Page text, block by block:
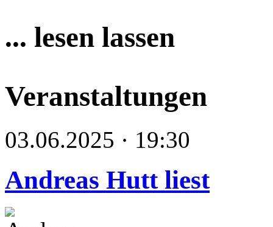
... lesen lassen
Veranstaltungen
03.06.2025 · 19:30
Andreas Hutt liest